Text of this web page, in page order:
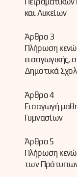
και Λυκείων
Άρθρο 3
Πλήρωση
εισαγωγικής,
Δημοτικά
Άρθρο 4
Εισαγωγή
Γυμνασίων
Άρθρο 5
Πλήρωση
των